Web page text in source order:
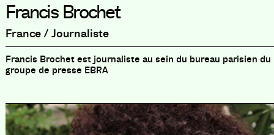
Francis Brochet
France / Journaliste
Francis Brochet est journaliste au sein du bureau parisien du
groupe de presse EBRA